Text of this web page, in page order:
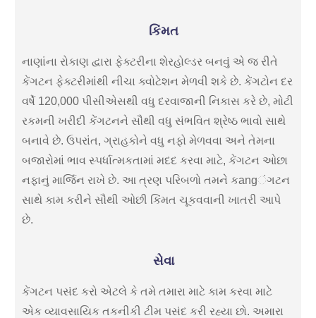
કિંમત
નાણાંના રોકાણ દ્વારા ફેક્ટરીના શેરહોલ્ડર બનવું એ જ રીતે
કેંગટન ફેક્ટરીમાંથી નીચા ક્વોટેશન મેળવી શકે છે. કેંગટોન દર
વર્ષે 120,000 પીસીએસથી વધુ દરવાજાની નિકાસ કરે છે, મોટી
રકમની ખરીદી કેંગટનને સૌથી વધુ સંભવિત શ્રેષ્ઠ ભાવો સાથે
બનાવે છે. ઉપરાંત, ગ્રાહકોને વધુ નફો મેળવવા અને તેમના
બજારોમાં ભાવ સ્પર્ધાત્મકતામાં મદદ કરવા માટે, કેંગટન ઓછા
નફાનું માર્જિન રાખે છે. આ ત્રણ પરિબળો તમને કangંગટન
સાથે કામ કરીને સૌથી ઓછી કિંમત ચૂકવવાની ખાતરી આપે
છે.
સેવા
કેંગટન પસંદ કરો એટલે કે તમે તમારા માટે કામ કરવા માટે
એક વ્યાવસાયિક તકનીકી ટીમ પસંદ કરી રહ્યા છો. અમારા